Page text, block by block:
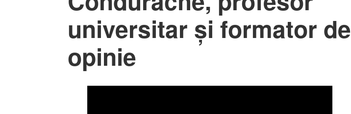
universitar și formator de
opinie